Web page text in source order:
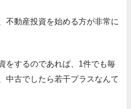
不動産投資を始める方が非常に
をするのであれば、1件でも毎
中古でしたら若干プラスなんて